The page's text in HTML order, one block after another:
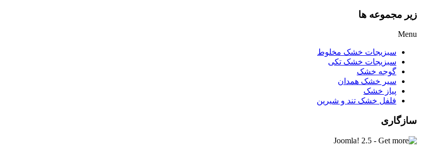
زیر مجموعه ها
Menu
سبزیجات خشک مخلوط
سبزیجات خشک تکی
گوجه خشک
سیر خشک همدان
پیاز خشک
فلفل خشک تند و شیرین
سازگاری